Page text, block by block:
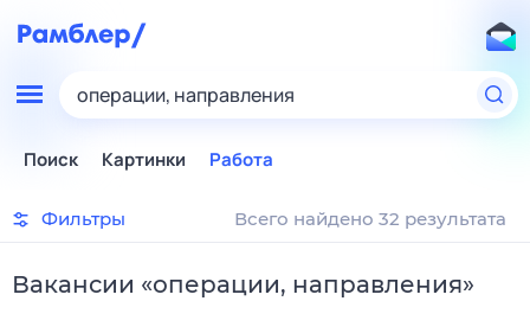
операции, направления
Поиск Картинки Работа
Фильтры Всего найдено 32 результата
Вакансии «операции, направления»